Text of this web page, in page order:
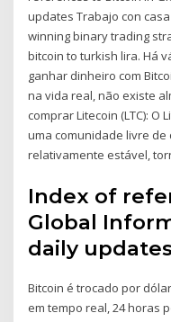
updates Trabajo con
winning binary trading
bitcoin to turkish lira. Há
ganhar dinheiro com
na vida real, não existe
comprar Litecoin (LTC): O
uma comunidade livre
relativamente estável,
Index of
Global
daily updates
Bitcoin é trocado por
em tempo real, 24 horas